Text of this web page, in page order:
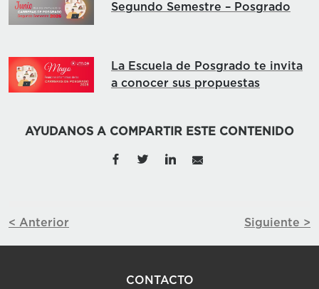
Segundo Semestre – Posgrado
La Escuela de Posgrado te invita
a conocer sus propuestas
AYUDANOS A COMPARTIR ESTE CONTENIDO
< Anterior Siguiente >
CONTACTO